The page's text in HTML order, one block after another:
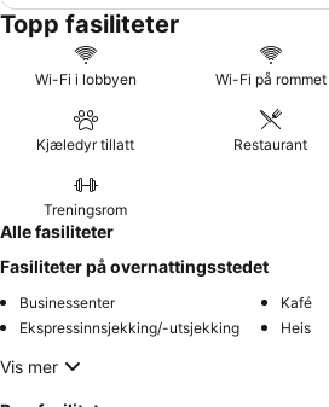
Topp fasiliteter
Wi-Fi i lobbyen Wi-Fi på rommet
Kjæledyr tillatt Restaurant
Treningsrom
Alle fasiliteter
Fasiliteter på overnattingsstedet
Businessenter
Kafé
Ekspressinnsjekking/-utsjekking
Heis
Vis mer